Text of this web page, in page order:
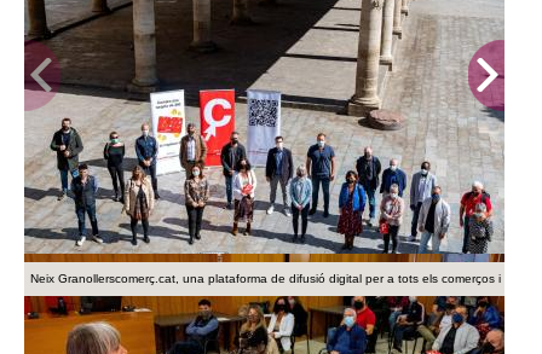
Neix Granollerscomerç.cat, una plataforma de difusió digital per a tots els comerços i